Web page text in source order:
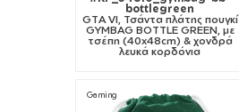
bottlegreen
GTA VI, Τσάντα πλάτης πουγκί
GYMBAG BOTTLE GREEN, με
τσέπη (40x48cm) & χονδρά
λευκά κορδόνια
Gaming